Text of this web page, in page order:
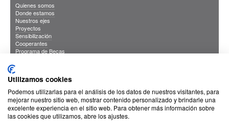
Quienes somos
Donde estamos
Nuestros ejes
Proyectos
Sensibilización
Cooperantes
Programa de Becas
Sus Datos Seguros
Cookies
Proteccion de datos
Utilizamos cookies
Podemos utilizarlas para el análisis de los datos de nuestros visitantes, para
mejorar nuestro sitio web, mostrar contenido personalizado y brindarle una
excelente experiencia en el sitio web. Para obtener más información sobre
las cookies que utilizamos, abre los ajustes.